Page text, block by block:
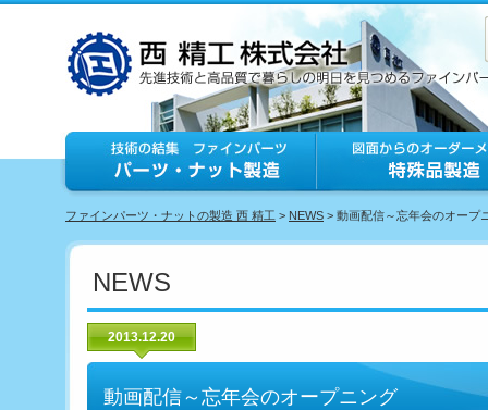
ファインパーツ・ナットの製造 西 精工 > NEWS > 動画配信～忘年会のオープ
NEWS
2013.12.20
動画配信～忘年会のオープニング